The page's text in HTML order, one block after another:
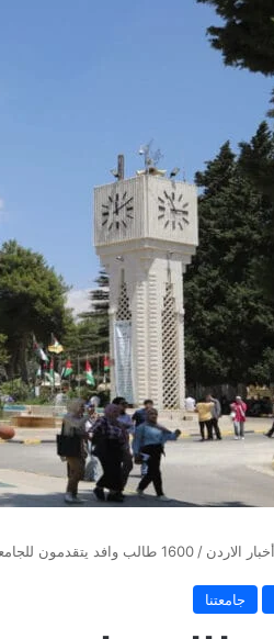
أخبار الاردن / 1600 طالب وافد يتقدمون للجامعات الأردنية خلال شهر
جامعتنا